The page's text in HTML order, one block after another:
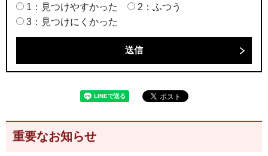
1：見つけやすかった
2：ふつう
3：見つけにくかった
重要なお知らせ